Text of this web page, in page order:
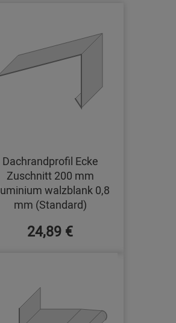
Dachrandprofil Ecke
Zuschnitt 200 mm
walzblank 0,8
mm (Standard)
24,89 €